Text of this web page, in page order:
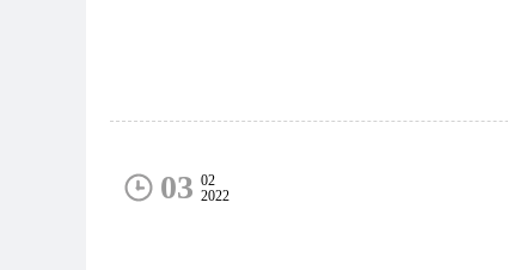
03 02
2022